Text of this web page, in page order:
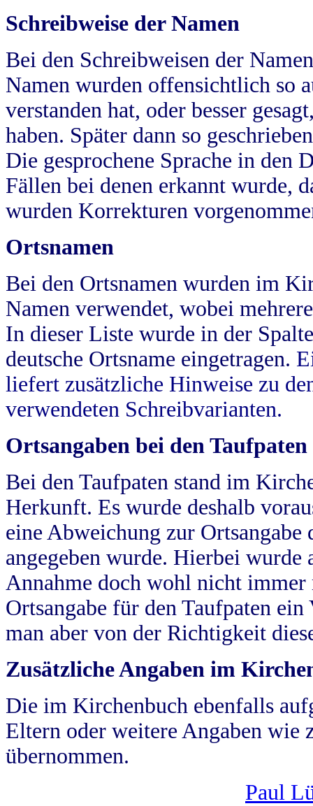
Schreibweise der Namen
Bei den Schreibweisen der
Namen wurden offensichtlich so
verstanden hat, oder besser
haben. Später dann so
Die gesprochene Sprache in
Fällen bei denen erkannt wurde,
wurden Korrekturen
Ortsnamen
Bei den Ortsnamen wurden im
Namen verwendet, wobei
In dieser Liste wurde in der
deutsche Ortsname eingetragen.
liefert zusätzliche Hinweise zu
verwendeten Schreibvarianten.
Ortsangaben bei den Taufpaten
Bei den Taufpaten stand im
Herkunft. Es wurde deshalb
eine Abweichung zur
angegeben wurde. Hierbei wurde
Annahme doch wohl nicht
Ortsangabe für den Taufpaten
man aber von der Richtigkeit
Zusätzliche Angaben im
Die im Kirchenbuch ebenfalls
Eltern oder weitere Angaben wie
übernommen.
Paul